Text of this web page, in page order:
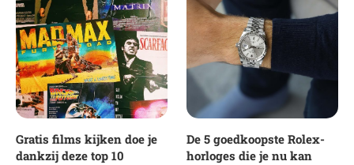
Gratis films kijken doe je
dankzij deze top 10
De 5 goedkoopste Rolex-
horloges die je nu kan